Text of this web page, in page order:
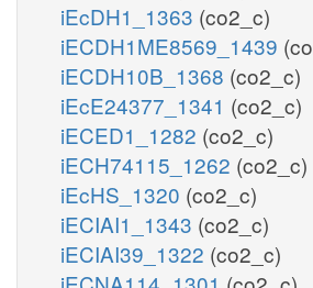
iEcDH1_1363 (co2_c)
iECDH1ME8569_1439
iECDH10B_1368 (co2_c)
iEcE24377_1341 (co2_c)
iECED1_1282 (co2_c)
iECH74115_1262 (co2_c)
iEcHS_1320 (co2_c)
iECIAI1_1343 (co2_c)
iECIAI39_1322 (co2_c)